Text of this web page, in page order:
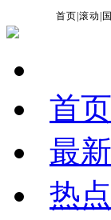
首页 |滚动
首页
最新
热点